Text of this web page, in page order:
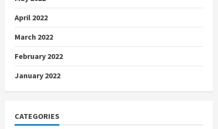
April 2022
March 2022
February 2022
January 2022
CATEGORIES